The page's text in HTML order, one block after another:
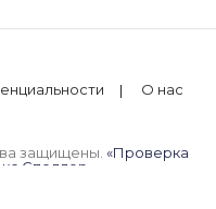
О нас
защищены. «Проверка